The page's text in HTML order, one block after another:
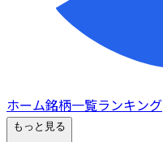
ホーム銘柄一覧ランキング
もっと見る